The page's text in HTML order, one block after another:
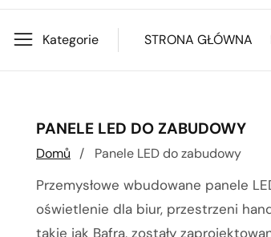
Kategorie STRONA GŁÓWNA
KOLEKCJA:
PANELE LED DO ZABUDOWY
Domů Panele LED do zabudowy
Przemysłowe wbudowane panele
oświetlenie dla biur, przestrzeni
takie jak Bafra, zostały